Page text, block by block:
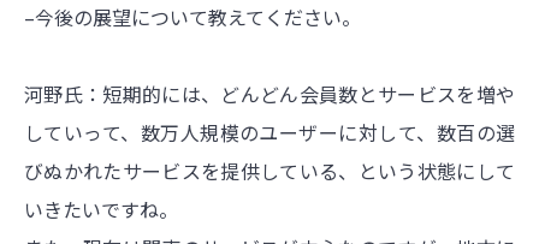
–今後の展望について教えてください。
河野氏：短期的には、どんどん会員数とサービスを増や
していって、数万人規模のユーザーに対して、数百の選
びぬかれたサービスを提供している、という状態にして
いきたいですね。